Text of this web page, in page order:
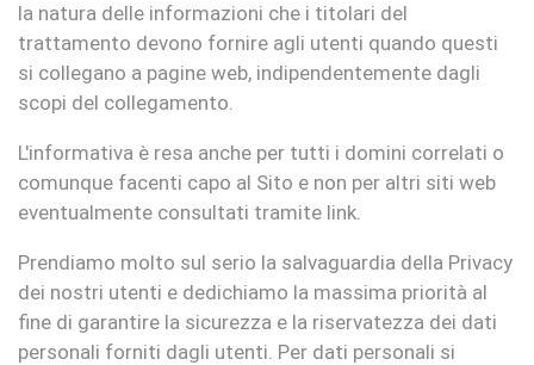
la natura delle informazioni che i titolari del
trattamento devono fornire agli utenti quando questi
si collegano a pagine web, indipendentemente dagli
scopi del collegamento.
L'informativa è resa anche per tutti i domini correlati o
comunque facenti capo al Sito e non per altri siti web
eventualmente consultati tramite link.
Prendiamo molto sul serio la salvaguardia della Privacy
dei nostri utenti e dedichiamo la massima priorità al
fine di garantire la sicurezza e la riservatezza dei dati
personali forniti dagli utenti. Per dati personali si